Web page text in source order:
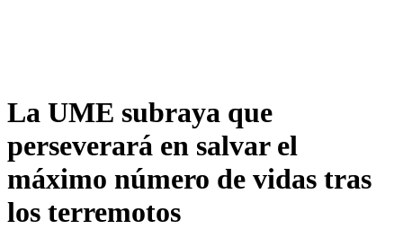
La UME subraya que
perseverará en salvar el
máximo número de vidas tras
los terremotos